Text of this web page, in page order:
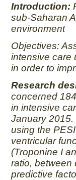
Introduction:
sub-Saharan
environment
Objectives:
intensive care
in order to
Research
concerned
in intensive
January 2015.
using the
ventricular
(Troponine I
ratio, between
predictive